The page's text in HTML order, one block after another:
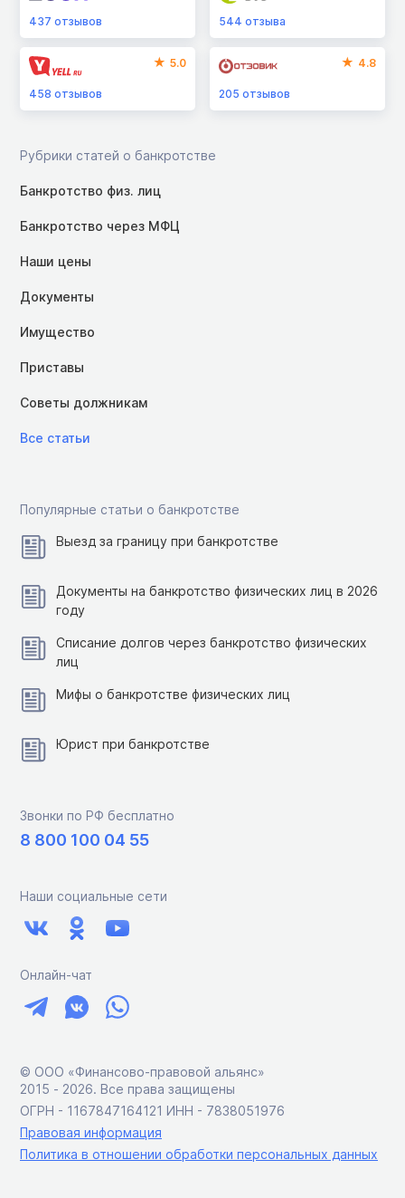
437 отзывов 544отзыва
5.0
458 отзывов
4.8
205отзывов
Рубрики статей о банкротстве
Банкротство физ. лиц
Банкротство через МФЦ
Наши цены
Документы
Имущество
Приставы
Советы должникам
Все статьи
Популярные статьи о банкротстве
Выезд за границу при банкротстве
Документы на банкротство физических лиц в 2026
году
Списание долгов через банкротство физических
лиц
Мифы о банкротстве физических лиц
Юрист при банкротстве
Звонки по РФ бесплатно
8 800 100 04 55
Наши социальные сети
Онлайн-чат
© ООО «Финансово-правовой альянс»
2015 ‑ 2026. Все права защищены
ОГРН - 1167847164121 ИНН - 7838051976
Правовая информация
Политика в отношении обработки персональных данных